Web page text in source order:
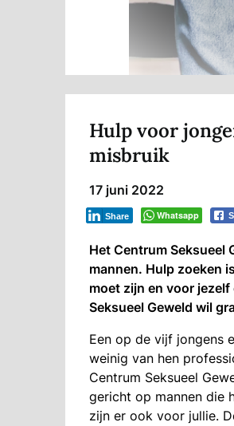
Hulp voor
misbruik
17 juni 2022
Whatsapp
Share
Het Centrum Seksueel
mannen. Hulp zoeken
moet zijn en voor
Seksueel Geweld wil
Een op de vijf jongens
weinig van hen
Centrum Seksueel
gericht op mannen die
zijn er ook voor jullie.